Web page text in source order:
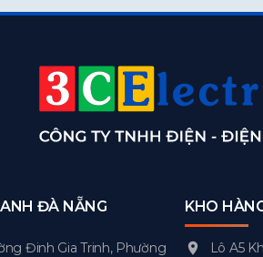
ĐÀ NẴNG
Đinh Gia Trinh, Phường
KHO
Lô A5